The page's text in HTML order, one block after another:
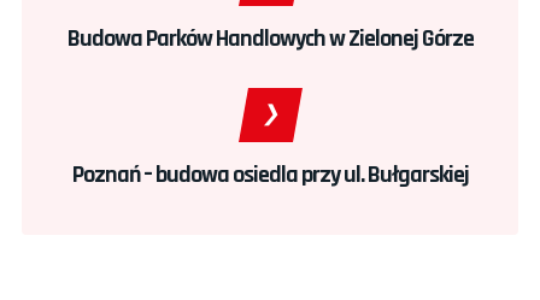
Budowa Parków Handlowych w Zielonej Górze
Poznań – budowa osiedla przy ul. Bułgarskiej